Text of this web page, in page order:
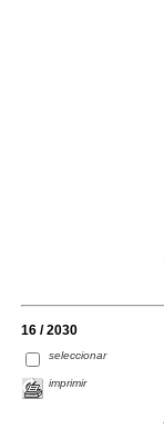
16 / 2030
seleccionar
imprimir